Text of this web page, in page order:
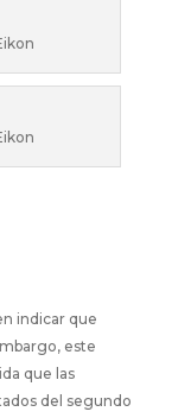
indicar que
este
que las
del segundo